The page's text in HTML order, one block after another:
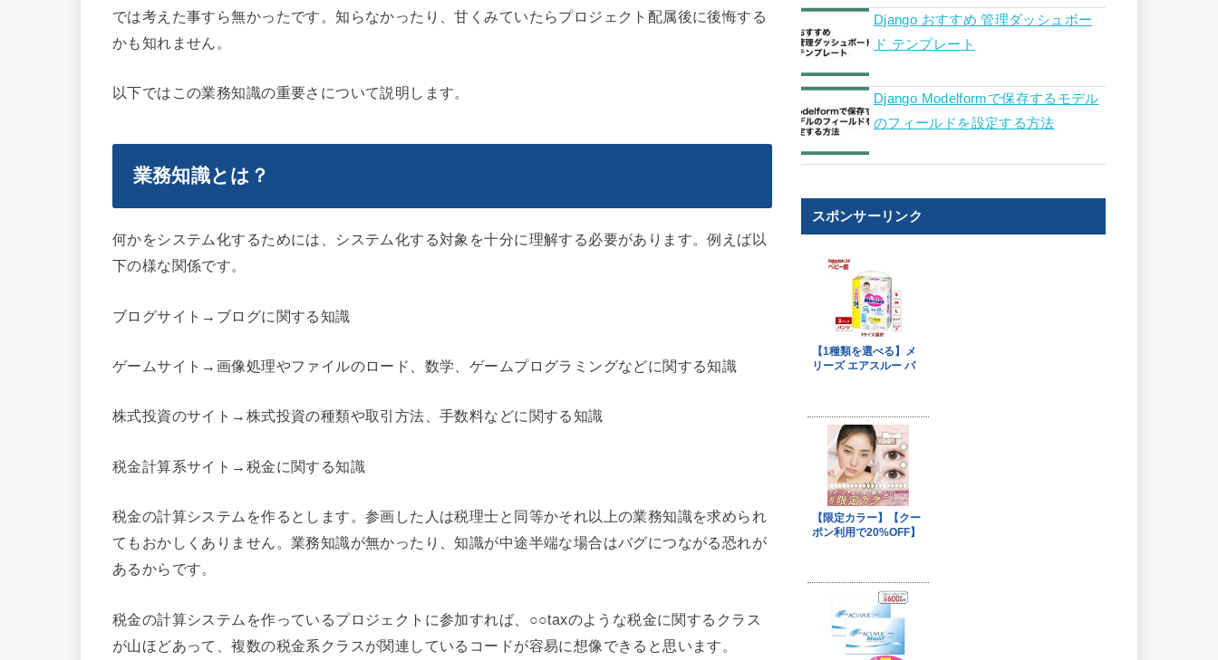
では考えた事すら無かったです。知らなかったり、甘くみていたらプロジェクト配属後に後悔する
かも知れません。
以下ではこの業務知識の重要さについて説明します。
業務知識とは？
何かをシステム化するためには、システム化する対象を十分に理解する必要があります。例えば以
下の様な関係です。
ブログサイト→ブログに関する知識
ゲームサイト→画像処理やファイルのロード、数学、ゲームプログラミングなどに関する知識
株式投資のサイト→株式投資の種類や取引方法、手数料などに関する知識
税金計算系サイト→税金に関する知識
税金の計算システムを作るとします。参画した人は税理士と同等かそれ以上の業務知識を求められ
てもおかしくありません。業務知識が無かったり、知識が中途半端な場合はバグにつながる恐れが
あるからです。
税金の計算システムを作っているプロジェクトに参加すれば、○○taxのような税金に関するクラス
が山ほどあって、複数の税金系クラスが関連しているコードが容易に想像できると思います。
Django おすすめ 管理ダッシュボー
ド テンプレート
Django Modelformで保存するモデル
のフィールドを設定する方法
スポンサーリンク